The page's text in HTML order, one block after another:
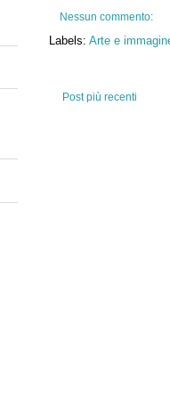
Nessun commento:
Labels: Arte e
Post più recenti